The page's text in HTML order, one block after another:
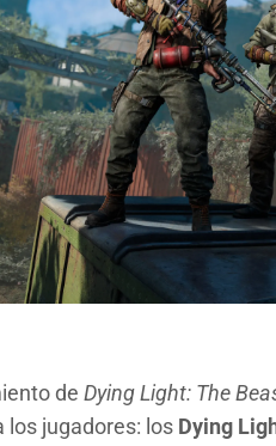
de Dying Light: The
los jugadores: los Dying